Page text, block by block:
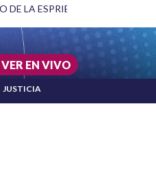
LA ESPRIELLA Y DMG
VER EN VIVO
JUSTICIA